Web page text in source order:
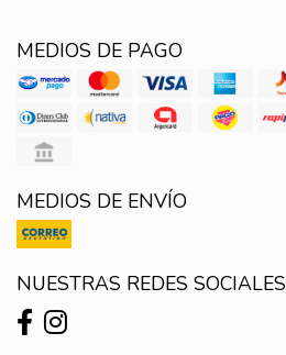
MEDIOS DE PAGO
MEDIOS DE ENVÍO
NUESTRAS REDES SOCIALES